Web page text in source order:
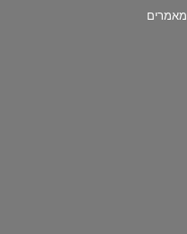
מאמרים